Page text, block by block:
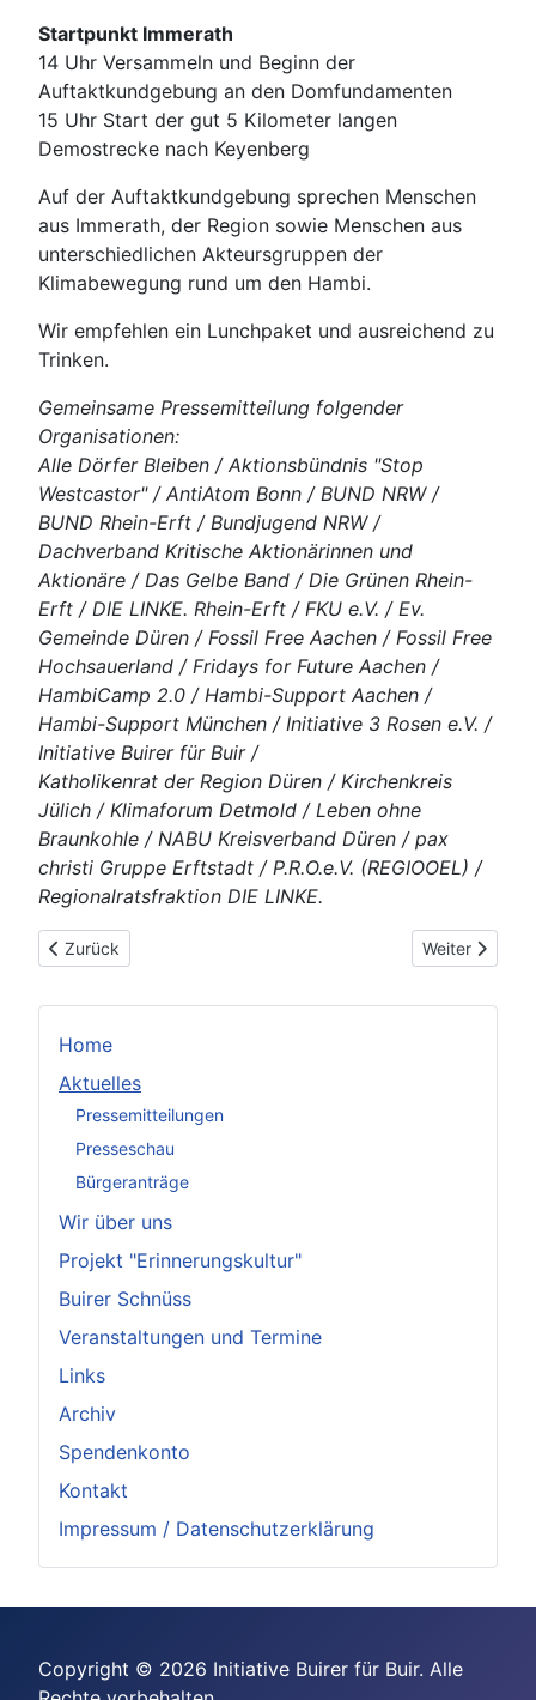
Home
Aktuelles
Pressemitteilungen
Presseschau
Bürgeranträge
Wir über uns
Projekt "Erinnerungskultur"
Buirer Schnüss
Veranstaltungen und Termine
Links
Archiv
Spendenkonto
Kontakt
Impressum / Datenschutzerklärung
Startpunkt Immerath
14 Uhr Versammeln und Beginn der
Auftaktkundgebung an den Domfundamenten
15 Uhr Start der gut 5 Kilometer langen
Demostrecke nach Keyenberg
Auf der Auftaktkundgebung sprechen Menschen
aus Immerath, der Region sowie Menschen aus
unterschiedlichen Akteursgruppen der
Klimabewegung rund um den Hambi.
Wir empfehlen ein Lunchpaket und ausreichend zu
Trinken.
Gemeinsame Pressemitteilung folgender
Organisationen:
Alle Dörfer Bleiben / Aktionsbündnis "Stop
Westcastor" / AntiAtom Bonn / BUND NRW /
BUND Rhein-Erft / Bundjugend NRW /
Dachverband Kritische Aktionärinnen und
Aktionäre / Das Gelbe Band / Die Grünen Rhein-
Erft / DIE LINKE. Rhein-Erft / FKU e.V. / Ev.
Gemeinde Düren / Fossil Free Aachen / Fossil Free
Hochsauerland / Fridays for Future Aachen /
HambiCamp 2.0 / Hambi-Support Aachen /
Hambi-Support München / Initiative 3 Rosen e.V. /
Initiative Buirer für Buir /
Katholikenrat der Region Düren / Kirchenkreis
Jülich / Klimaforum Detmold / Leben ohne
Braunkohle / NABU Kreisverband Düren / pax
christi Gruppe Erftstadt / P.R.O.e.V. (REGIOOEL) /
Regionalratsfraktion DIE LINKE.
Vorheriger Beitrag: Aktion "Sauberer Hambi"
Zurück Nächster
Weiter
Copyright © 2026 Initiative Buirer für Buir. Alle